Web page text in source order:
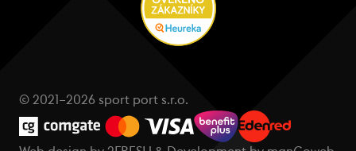
© 2021–2026 sport port s.r.o.